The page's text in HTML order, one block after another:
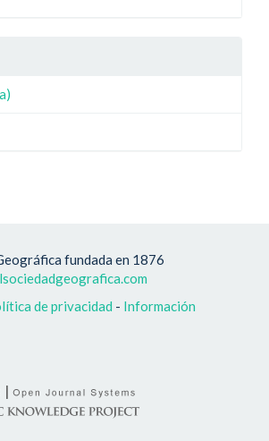
fundada en 1876
de privacidad - Información